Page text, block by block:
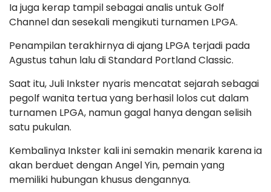
Ia juga kerap tampil sebagai analis untuk Golf
Channel dan sesekali mengikuti turnamen LPGA.
Penampilan terakhirnya di ajang LPGA terjadi pada
Agustus tahun lalu di Standard Portland Classic.
Saat itu, Juli Inkster nyaris mencatat sejarah sebagai
pegolf wanita tertua yang berhasil lolos cut dalam
turnamen LPGA, namun gagal hanya dengan selisih
satu pukulan.
Kembalinya Inkster kali ini semakin menarik karena ia
akan berduet dengan Angel Yin, pemain yang
memiliki hubungan khusus dengannya.